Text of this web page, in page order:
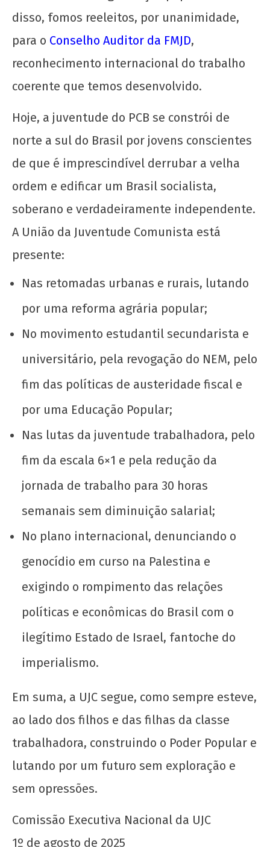
Os jovens comunistas e as eleições
1 de
de
CN
UJC
disso, fomos reeleitos, por unanimidade,
para o Conselho Auditor da FMJD,
reconhecimento internacional do trabalho
coerente que temos desenvolvido.
Hoje, a juventude do PCB se constrói de
norte a sul do Brasil por jovens conscientes
de que é imprescindível derrubar a velha
ordem e edificar um Brasil socialista,
soberano e verdadeiramente independente.
A União da Juventude Comunista está
presente:
Nas retomadas urbanas e rurais, lutando
por uma reforma agrária popular;
No movimento estudantil secundarista e
universitário, pela revogação do NEM, pelo
fim das políticas de austeridade fiscal e
por uma Educação Popular;
Nas lutas da juventude trabalhadora, pelo
fim da escala 6×1 e pela redução da
jornada de trabalho para 30 horas
semanais sem diminuição salarial;
No plano internacional, denunciando o
genocídio em curso na Palestina e
exigindo o rompimento das relações
políticas e econômicas do Brasil com o
ilegítimo Estado de Israel, fantoche do
imperialismo.
Em suma, a UJC segue, como sempre esteve,
ao lado dos filhos e das filhas da classe
trabalhadora, construindo o Poder Popular e
lutando por um futuro sem exploração e
sem opressões.
Comissão Executiva Nacional da UJC
1º de agosto de 2025